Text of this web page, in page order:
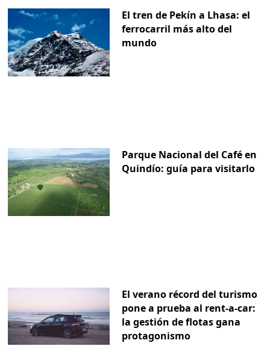
El tren de Pekín a Lhasa: el
ferrocarril más alto del
mundo
Parque Nacional del Café en
Quindío: guía para visitarlo
El verano récord del turismo
pone a prueba al rent-a-car:
la gestión de flotas gana
protagonismo